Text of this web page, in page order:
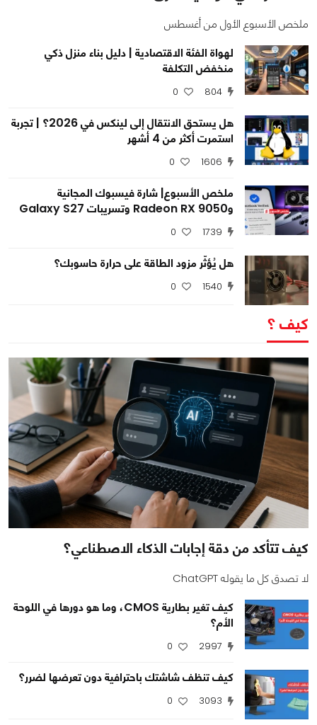
ملخص الأسبوع الأول من أغسطس
لهواة الفئة الاقتصادية | دليل بناء منزل ذكي
منخفض التكلفة
804
0
هل يستحق الانتقال إلى لينكس في 2026؟ | تجربة
استمرت أكثر من 4 أشهر
1606
0
ملخص الأسبوع| شارة فيسبوك المجانية
وRadeon RX 9050 وتسريبات Galaxy S27
1739
0
هل يُؤثّر مزود الطاقة على حرارة حاسوبك؟
1540
0
كيف ؟
2891
0
0
كيف تتأكد من دقة إجابات الذكاء الاصطناعي؟
لا تصدق كل ما يقوله ChatGPT
كيف تغير بطارية CMOS، وما هو دورها في اللوحة
الأم؟
2997
0
كيف تنظف شاشتك باحترافية دون تعرضها لضرر؟
3093
0